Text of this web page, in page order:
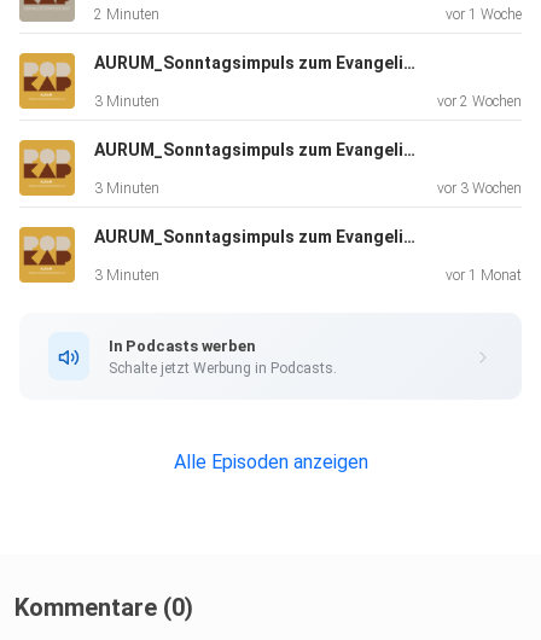
sind sie behalten. Abdruck des Evangelientextes mit
freundlicher
Herausgabe der
gemeinsamen liturgischen Bücher im deutschen
Evangelien für die Sonntage: Lektionar I-III 2018 ff. 2026
staeko.net Mehr Podcasts auf www.kapuziner.de/podcast
2 Minuten vor 1 Woche
AURUM_Sonntagsimpuls zum Evangelium | 19.7.26
3 Minuten vor 2 Wochen
AURUM_Sonntagsimpuls zum Evangelium | 12.7.26
3 Minuten vor 3 Wochen
AURUM_Sonntagsimpuls zum Evangelium | 5.7.26
3 Minuten vor 1 Monat
In Podcasts werben
Schalte jetzt Werbung in Podcasts.
Alle Episoden anzeigen
Kommentare (0)